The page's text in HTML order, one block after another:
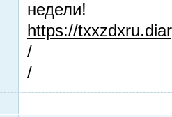
недели!
https://
/
/